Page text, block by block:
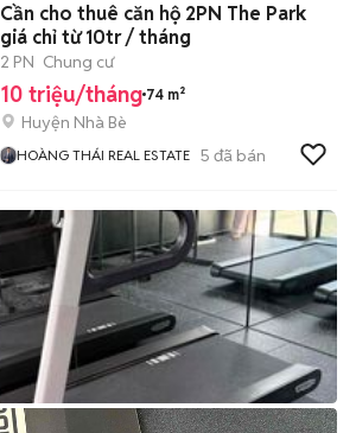
Cần cho thuê căn hộ 2PN The Park
giá chỉ từ 10tr / tháng
2 PN Chung cư
10 triệu/tháng 74 m²
Huyện Nhà Bè
HOÀNG THÁI REAL ESTATE 5 đã bán